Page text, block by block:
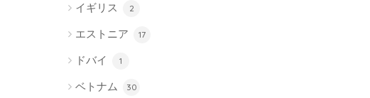
イギリス 2
エストニア 17
ドバイ 1
ベトナム 30